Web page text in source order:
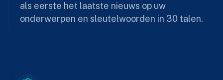
als eerste het laatste nieuws op uw
onderwerpen en sleutelwoorden in 30 talen.